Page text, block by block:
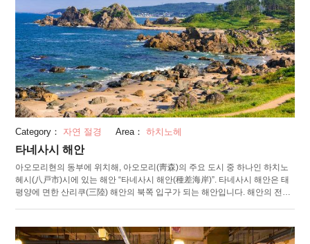
Category： 자연 절경 Area： 하치노헤
타네사시 해안
아오모리현의 동부에 위치해, 아오모리(靑森)의 주요 도시 중 하나인 하치노
헤시(八戸市)시에 있는 해안 “타네사시 해안(種差海岸)”. 타네사시 해안은 태
평양에 면한 산리쿠(三陸) 해안의 북쪽 입구가 되는 해안입니다. 해안의 전조
는 지역도 있는 등 지형과 마찬가지로, 변화무쌍한 풍경을 보여줍니다. 또한
타네사시 해안에는 다양한 해변 식물이나 고산 식물이 자라는 등 귀중한 환경